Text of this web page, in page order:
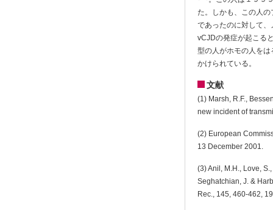
た。しかも、この人
であったのに対して
vCJDの発症が起こる
型の人がホモの人を
かけられている。
文献
(1) Marsh, R.F.,
new incident of
(2) European
13 December 2001.
(3) Anil, M.H., Love,
Seghatchian, J. &
Rec., 145, 460-462,